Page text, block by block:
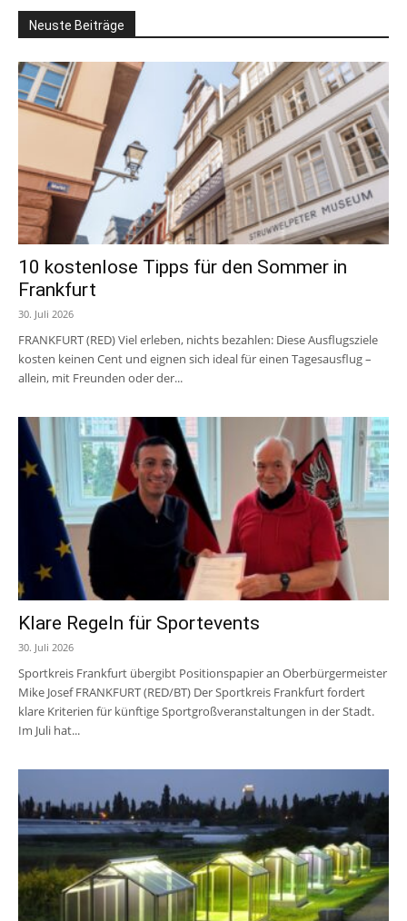
Neuste Beiträge
10 kostenlose Tipps für den Sommer in
Frankfurt
30. Juli 2026
FRANKFURT (RED) Viel erleben, nichts bezahlen: Diese Ausflugsziele
kosten keinen Cent und eignen sich ideal für einen Tagesausflug –
allein, mit Freunden oder der...
Klare Regeln für Sportevents
30. Juli 2026
Sportkreis Frankfurt übergibt Positionspapier an Oberbürgermeister
Mike Josef FRANKFURT (RED/BT) Der Sportkreis Frankfurt fordert
klare Kriterien für künftige Sportgroßveranstaltungen in der Stadt.
Im Juli hat...